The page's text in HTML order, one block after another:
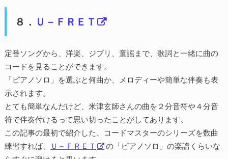
８． Ｕ－ＦＲＥＴ
定番ソングから、洋楽、ジブリ、童謡まで、歌詞と一緒に曲の
コードを見ることができます。
「ピアノソロ」を選ぶと何曲か、メロディーや簡単な伴奏も表
示されます。
とても簡単なんだけど、米津玄師さんの曲を２分音符や４分音
符で伴奏付けるって思い切ったことがしてあります。
この記事の最初で紹介した、コードマスターのシリーズを数曲
練習すれば、
Ｕ－ＦＲＥＴ
の「ピアノソロ」の楽譜くらいな